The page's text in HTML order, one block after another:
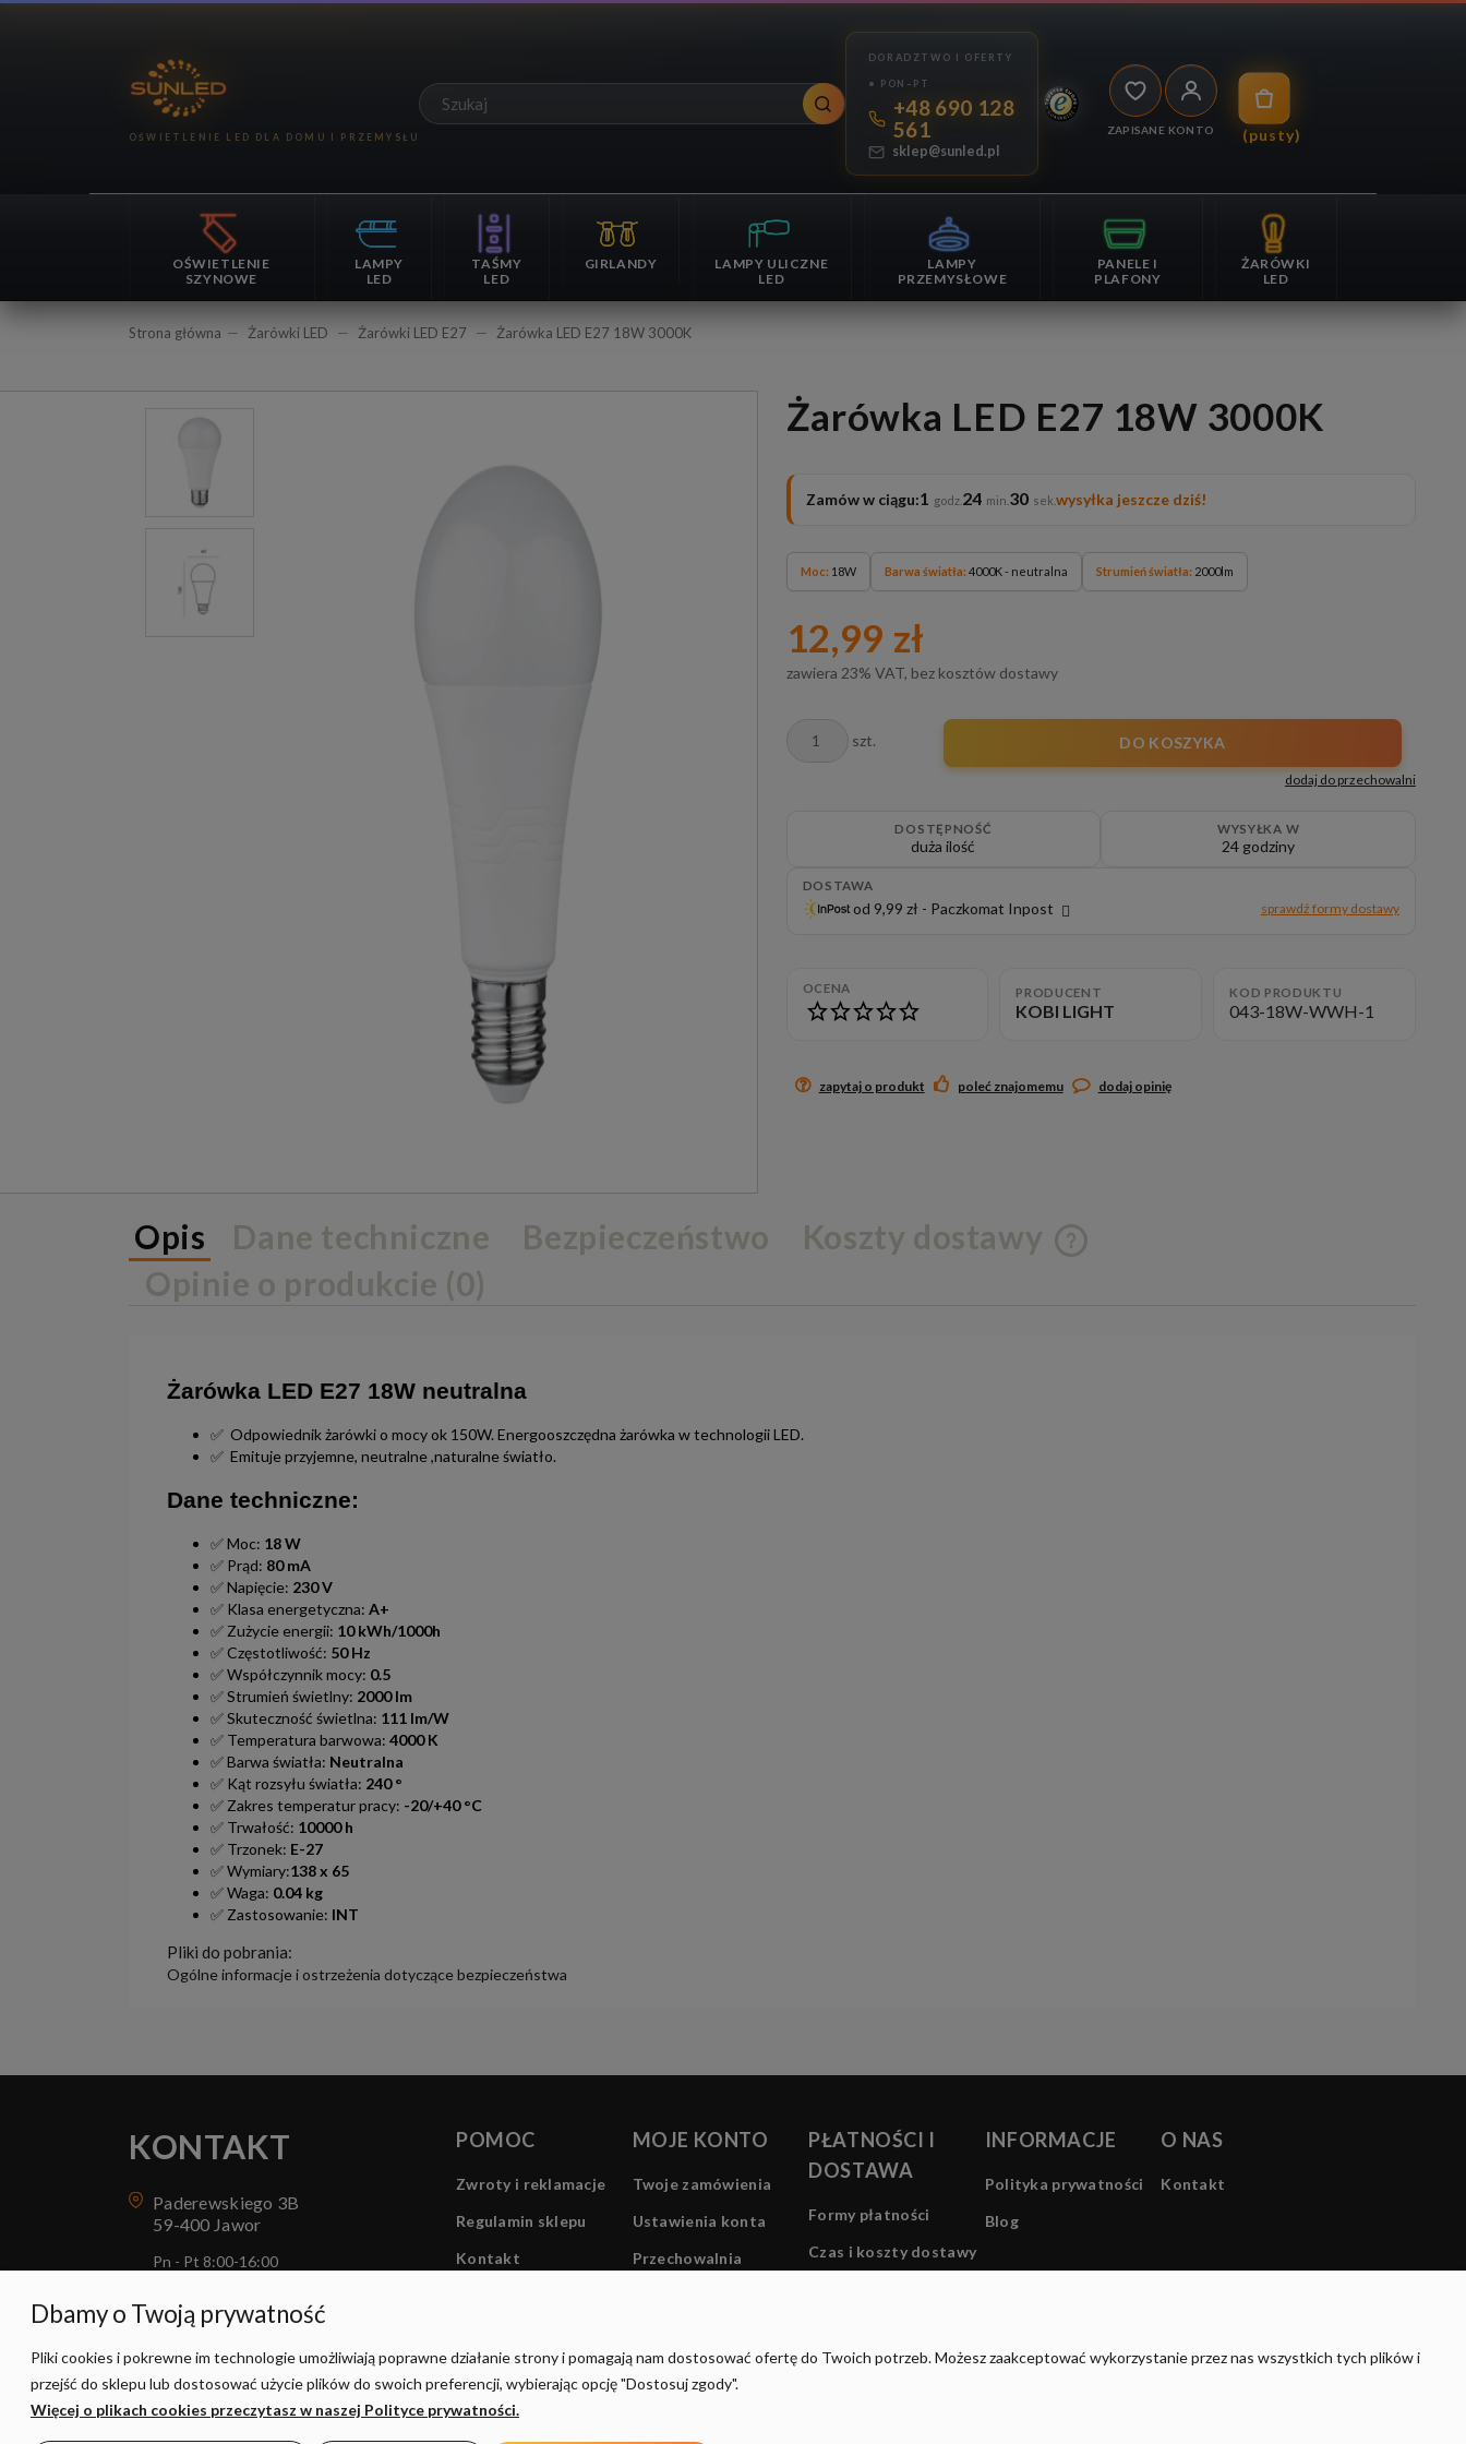
ZAPISANE KONTO (pusty)
sklep@sunled.pl
+48 690 128
561
OŚWIETLENIE
SZYNOWE
LAMPY
LED
TAŚMY
LED
GIRLANDY
LAMPY ULICZNE
LED
LAMPY
PRZEMYSŁOWE
PANELE I
PLAFONY
ŻARÓWKI
LED
Strona główna Żarówki LED Żarówki LED E27 Żarówka LED E27 18W 3000K
Żarówka LED E27 18W 3000K
Zamów w ciągu:1 24 30 wysyłka jeszcze dziś!
Moc: 18W Barwa światła: 4000K - neutralna Strumień światła: 2000lm
12,99 zł
zawiera 23% VAT, bez kosztów dostawy
szt. DO KOSZYKA
dodaj do przechowalni
DOSTĘPNOŚĆ
duża ilość
WYSYŁKA W
24 godziny
DOSTAWA
od 9,99 zł - Paczkomat Inpost sprawdź formy dostawy
OCENA PRODUCENT
KOBI LIGHT
KOD PRODUKTU
043-18W-WWH-1
zapytaj o produkt poleć znajomemu dodaj opinię
Opis Dane techniczne Bezpieczeństwo Koszty dostawy
Opinie o produkcie (0)
Żarówka LED E27 18W neutralna
✅ Odpowiednik żarówki o mocy ok 150W. Energooszczędna żarówka w technologii LED.
✅ Emituje przyjemne, neutralne ,naturalne światło.
Dane techniczne:
✅ Moc: 18 W
✅ Prąd: 80 mA
✅ Napięcie: 230 V
✅ Klasa energetyczna: A+
✅ Zużycie energii: 10 kWh/1000h
✅ Częstotliwość: 50 Hz
✅ Współczynnik mocy: 0.5
✅ Strumień świetlny: 2000 lm
✅ Skuteczność świetlna: 111 lm/W
✅ Temperatura barwowa: 4000 K
✅ Barwa światła: Neutralna
✅ Kąt rozsyłu światła: 240 °
✅ Zakres temperatur pracy: -20/+40 °C
✅ Trwałość: 10000 h
✅ Trzonek: E-27
✅ Wymiary:138 x 65
✅ Waga: 0.04 kg
✅ Zastosowanie: INT
Pliki do pobrania:
Ogólne informacje i ostrzeżenia dotyczące bezpieczeństwa
KONTAKT
Paderewskiego 3B
59-400 Jawor
Pn - Pt 8:00-16:00
POMOC
Zwroty i reklamacje
Regulamin sklepu
Kontakt
MOJE KONTO
Twoje zamówienia
Ustawienia konta
Przechowalnia
PŁATNOŚCI I
DOSTAWA
Formy płatności
Czas i koszty dostawy
INFORMACJE
Polityka prywatności
Blog
O NAS
Kontakt
Dbamy o Twoją prywatność
Pliki cookies i pokrewne im technologie umożliwiają poprawne działanie strony i pomagają nam dostosować ofertę do Twoich potrzeb. Możesz zaakceptować wykorzystanie przez nas wszystkich tych plików i
przejść do sklepu lub dostosować użycie plików do swoich preferencji, wybierając opcję "Dostosuj zgody".
Więcej o plikach cookies przeczytasz w naszej Polityce prywatności.